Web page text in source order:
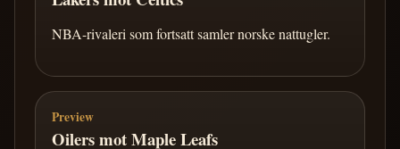
NBA-rivaleri som fortsatt samler norske nattugler.
Preview
Oilers mot Maple Leafs